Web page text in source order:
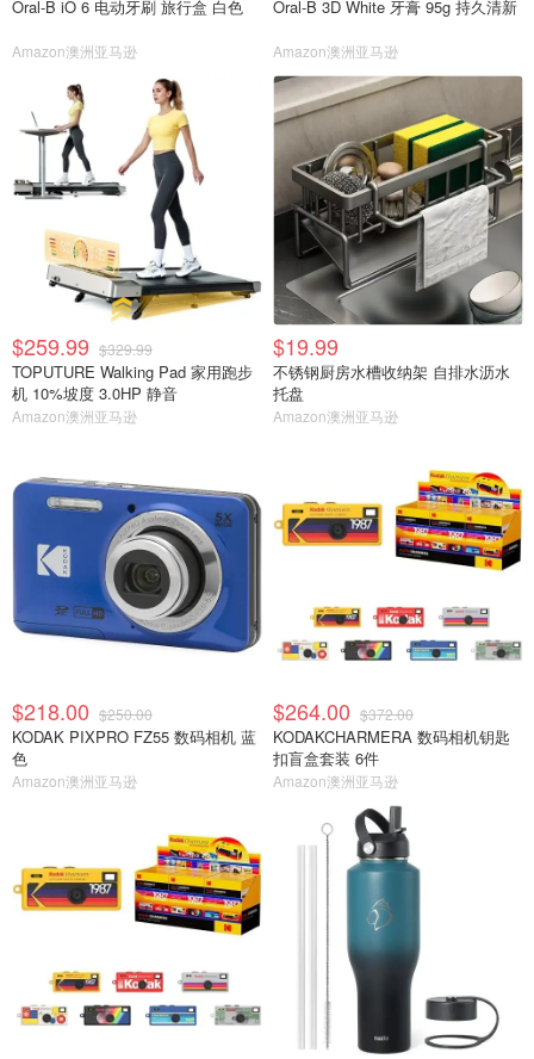
Oral-B iO 6 电动牙刷 旅行盒 白色
Amazon澳洲亚马逊
Oral-B 3D White 牙膏 95g 持久清新
Amazon澳洲亚马逊
$259.99 $329.99
TOPUTURE Walking Pad 家用跑步
机 10%坡度 3.0HP 静音
Amazon澳洲亚马逊
$19.99
不锈钢厨房水槽收纳架 自排水沥水
托盘
Amazon澳洲亚马逊
$218.00 $250.00
KODAK PIXPRO FZ55 数码相机 蓝
色
Amazon澳洲亚马逊
$264.00 $372.00
KODAKCHARMERA 数码相机钥匙
扣盲盒套装 6件
Amazon澳洲亚马逊